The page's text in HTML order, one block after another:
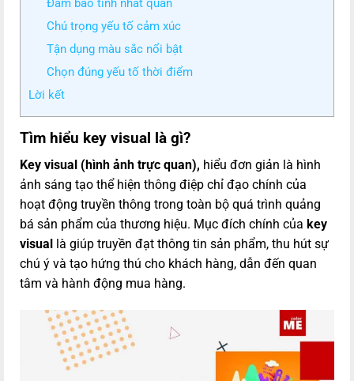
Đảm bảo tính nhất quán
Chú trọng yếu tố cảm xúc
Tận dụng màu sắc nổi bật
Chọn đúng yếu tố thời điểm
Lời kết
Tìm hiểu key visual là gì?
Key visual (hình ảnh trực quan), hiểu đơn giản là hình
ảnh sáng tạo thể hiện thông điệp chỉ đạo chính của
hoạt động truyền thông trong toàn bộ quá trình quảng
bá sản phẩm của thương hiệu. Mục đích chính của key
visual
là giúp truyền đạt thông tin sản phẩm, thu hút sự
chú ý và tạo hứng thú cho khách hàng, dẫn đến quan
tâm và hành động mua hàng.